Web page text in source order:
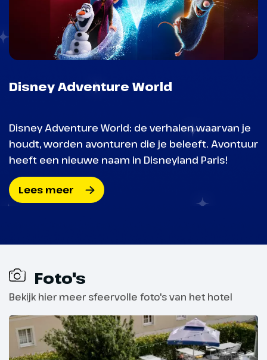
Disney Adventure World
Disney Adventure World: de verhalen waarvan je
houdt, worden avonturen die je beleeft. Avontuur
heeft een nieuwe naam in Disneyland Paris!
Lees meer
Foto's
Bekijk hier meer sfeervolle foto's van het hotel